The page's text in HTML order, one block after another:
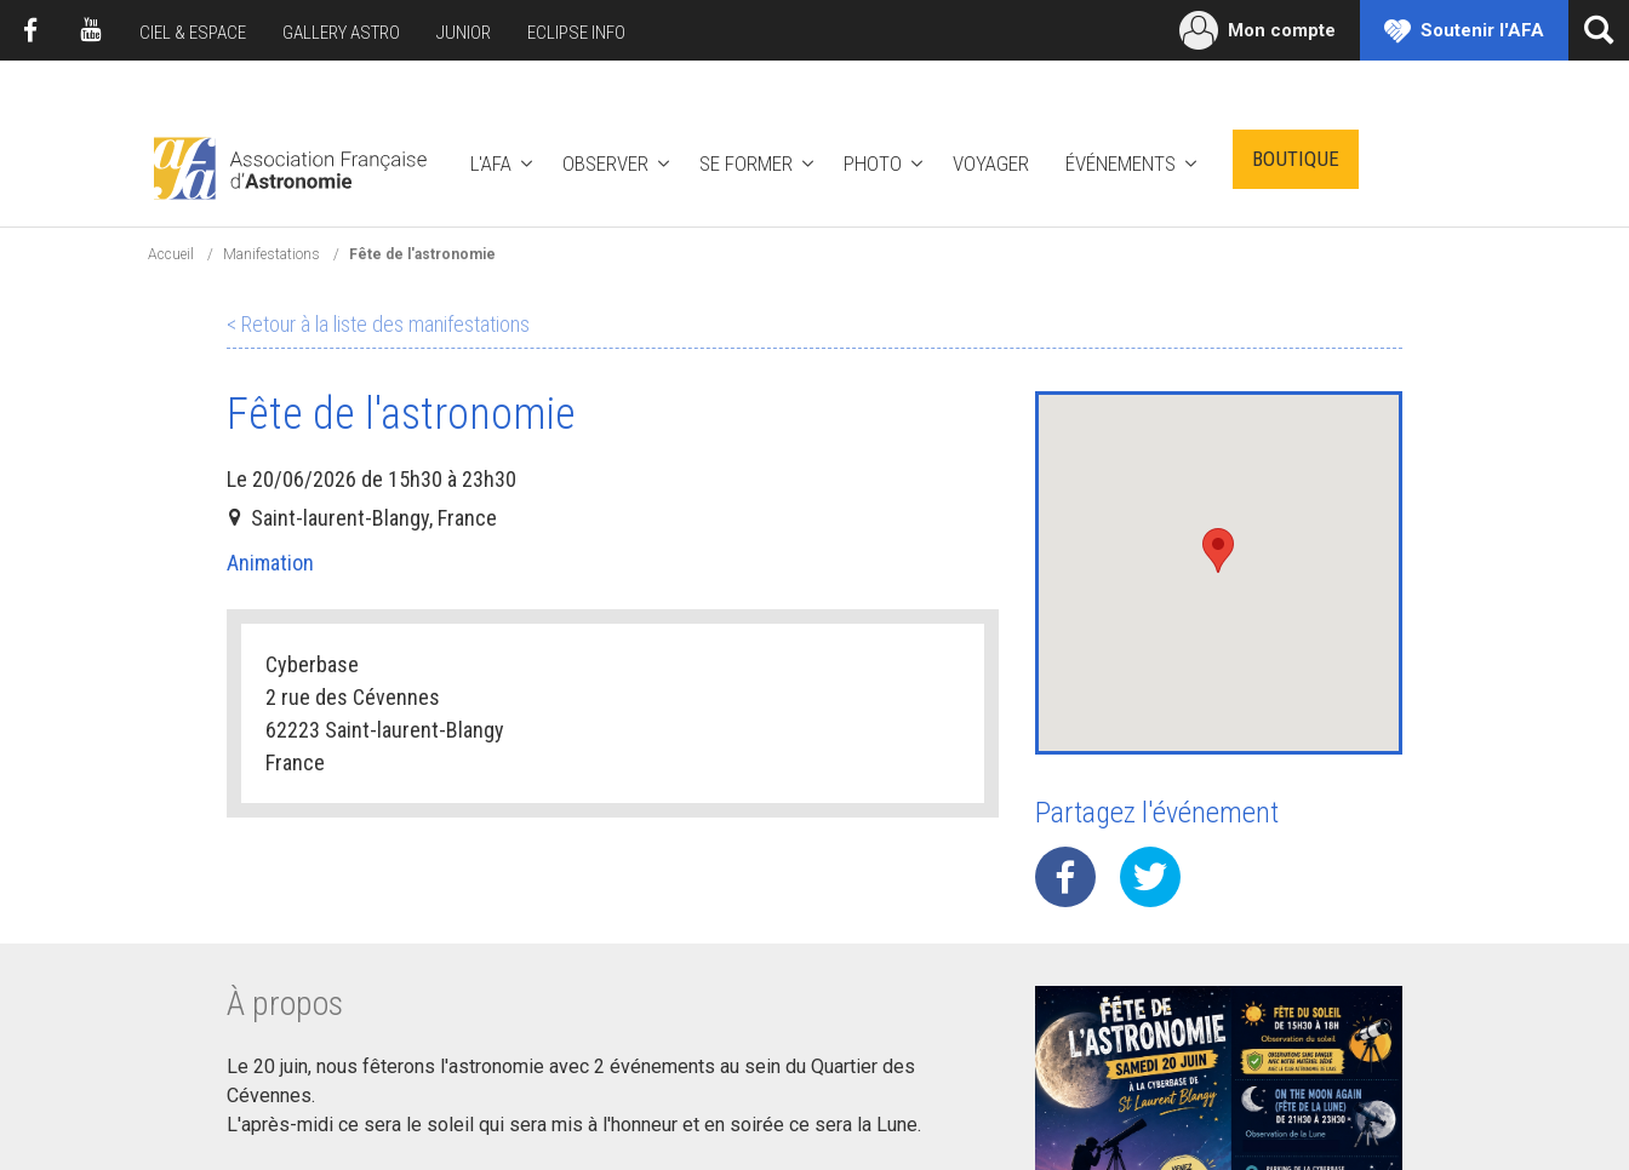
L'AFA OBSERVER SE FORMER PHOTO VOYAGER ÉVÉNEMENTS BOUTIQUE
CIEL & ESPACE GALLERY ASTRO JUNIOR ECLIPSE INFO Mon compte Soutenir l'AFA
Accueil Manifestations Fête de l'astronomie
< Retour à la liste des manifestations
Fête de l'astronomie
Le 20/06/2026 de 15h30 à 23h30
Saint-laurent-Blangy, France
Animation
Cyberbase
2 rue des Cévennes
62223 Saint-laurent-Blangy
France
Partagez l'événement
À propos
Le 20 juin, nous fêterons l'astronomie avec 2 événements au sein du Quartier des
Cévennes.
L'après-midi ce sera le soleil qui sera mis à l'honneur et en soirée ce sera la Lune.